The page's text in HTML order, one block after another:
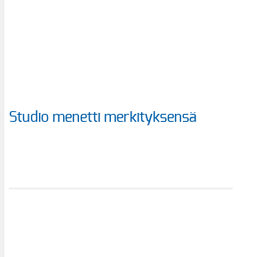
Studio menetti merkityksensä